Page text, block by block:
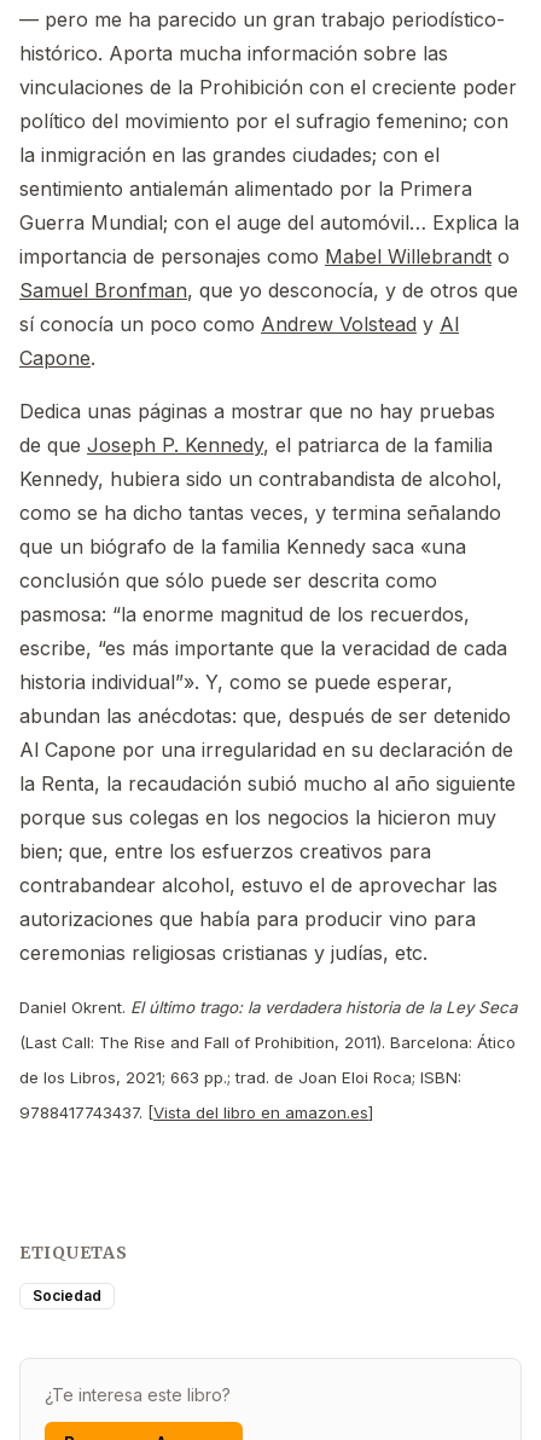
— pero me ha parecido un gran trabajo periodístico-
histórico. Aporta mucha información sobre las
vinculaciones de la Prohibición con el creciente poder
político del movimiento por el sufragio femenino; con
la inmigración en las grandes ciudades; con el
sentimiento antialemán alimentado por la Primera
Guerra Mundial; con el auge del automóvil… Explica la
importancia de personajes como Mabel Willebrandt o
Samuel Bronfman, que yo desconocía, y de otros que
sí conocía un poco como Andrew Volstead y Al
Capone.
Dedica unas páginas a mostrar que no hay pruebas
de que Joseph P. Kennedy, el patriarca de la familia
Kennedy, hubiera sido un contrabandista de alcohol,
como se ha dicho tantas veces, y termina señalando
que un biógrafo de la familia Kennedy saca «una
conclusión que sólo puede ser descrita como
pasmosa: “la enorme magnitud de los recuerdos,
escribe, “es más importante que la veracidad de cada
historia individual”». Y, como se puede esperar,
abundan las anécdotas: que, después de ser detenido
Al Capone por una irregularidad en su declaración de
la Renta, la recaudación subió mucho al año siguiente
porque sus colegas en los negocios la hicieron muy
bien; que, entre los esfuerzos creativos para
contrabandear alcohol, estuvo el de aprovechar las
autorizaciones que había para producir vino para
ceremonias religiosas cristianas y judías, etc.
Daniel Okrent. El último trago: la verdadera historia de la Ley Seca
(Last Call: The Rise and Fall of Prohibition, 2011). Barcelona: Ático
de los Libros, 2021; 663 pp.; trad. de Joan Eloi Roca; ISBN:
9788417743437. [Vista del libro en amazon.es]
ETIQUETAS
Sociedad
¿Te interesa este libro?